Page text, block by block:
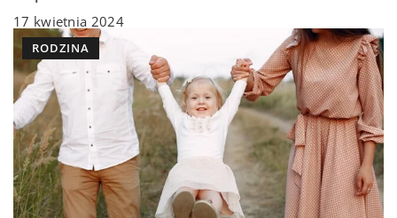
17 kwietnia 2024
RODZINA